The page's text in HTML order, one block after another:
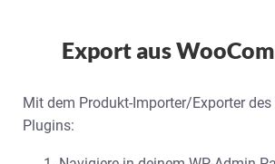
Export aus
Mit dem Produkt-Importer/Exporter des
Plugins: